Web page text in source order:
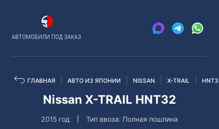
АВТОМОБИЛИ ПОД ЗАКАЗ
ГЛАВНАЯ АВТО ИЗ ЯПОНИИ NISSAN X-TRAIL
Nissan X-TRAIL HNT32
2015 год Тип ввоза: Полная пошлина